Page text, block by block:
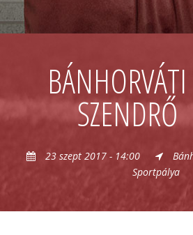
BÁNHORVÁTI
SZENDRŐ
23 szept 2017 - 14:00
Sportpálya